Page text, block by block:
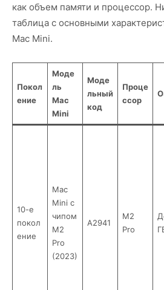
как объем памяти и процессор.
таблица с основными
Mac Mini.
Покол
ение
Моде
ль
Mac
Mini
Моде
льный
код
Проце
ссор
10-е
покол
ение
Mac
Mini с
чипом
M2
Pro
(2023)
A2941
M2
Pro